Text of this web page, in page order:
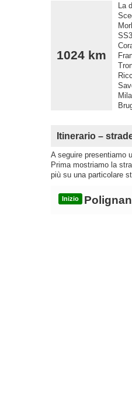
1024 km
La
Itinerario –
A seguire presentiamo
Prima mostriamo la
più su una particolare
Inizio